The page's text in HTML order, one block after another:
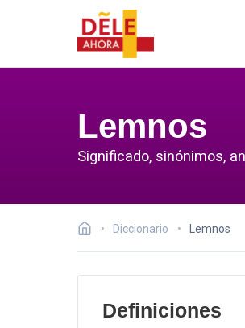
Lemnos
Significado, sinónimos,
Diccionario Lemnos
Definiciones